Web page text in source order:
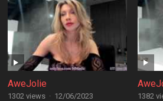
AweJolie
1302 views · 12/06/2023 1382